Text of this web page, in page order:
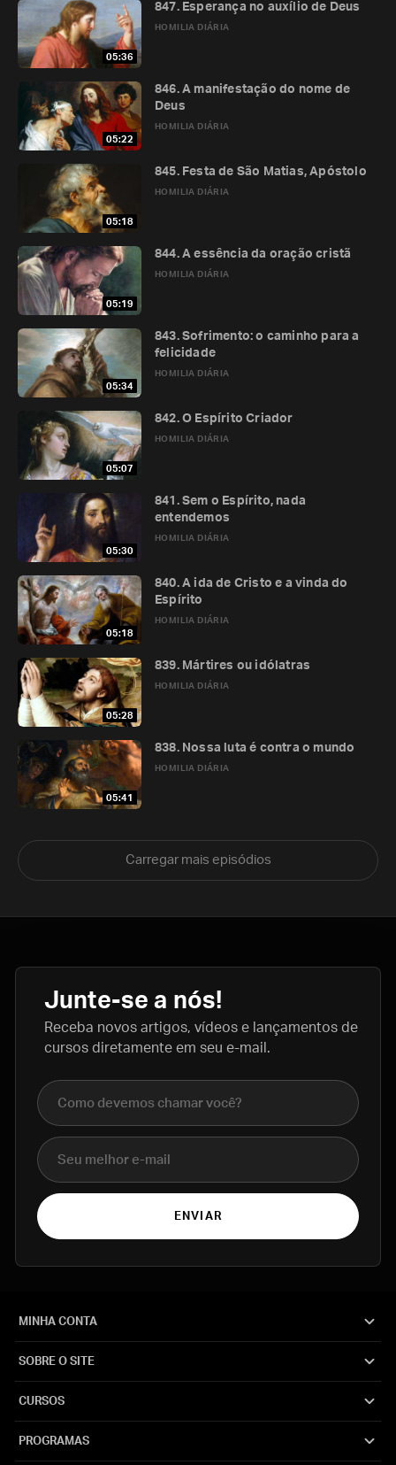
05:36
HOMILIA DIÁRIA
847. Esperança no auxílio de Deus
05:22
HOMILIA DIÁRIA
846. A manifestação do nome de
Deus
05:18
HOMILIA DIÁRIA
845. Festa de São Matias, Apóstolo
05:19
HOMILIA DIÁRIA
844. A essência da oração cristã
05:34
HOMILIA DIÁRIA
843. Sofrimento: o caminho para a
felicidade
05:07
HOMILIA DIÁRIA
842. O Espírito Criador
05:30
HOMILIA DIÁRIA
841. Sem o Espírito, nada
entendemos
05:18
HOMILIA DIÁRIA
840. A ida de Cristo e a vinda do
Espírito
05:28
HOMILIA DIÁRIA
839. Mártires ou idólatras
05:41
HOMILIA DIÁRIA
838. Nossa luta é contra o mundo
Carregar mais episódios
Junte-se a nós!
Receba novos artigos, vídeos e lançamentos de
cursos diretamente em seu e-mail.
Nome completo
E-mail
ENVIAR
MINHA CONTA
SOBRE O SITE
CURSOS
PROGRAMAS